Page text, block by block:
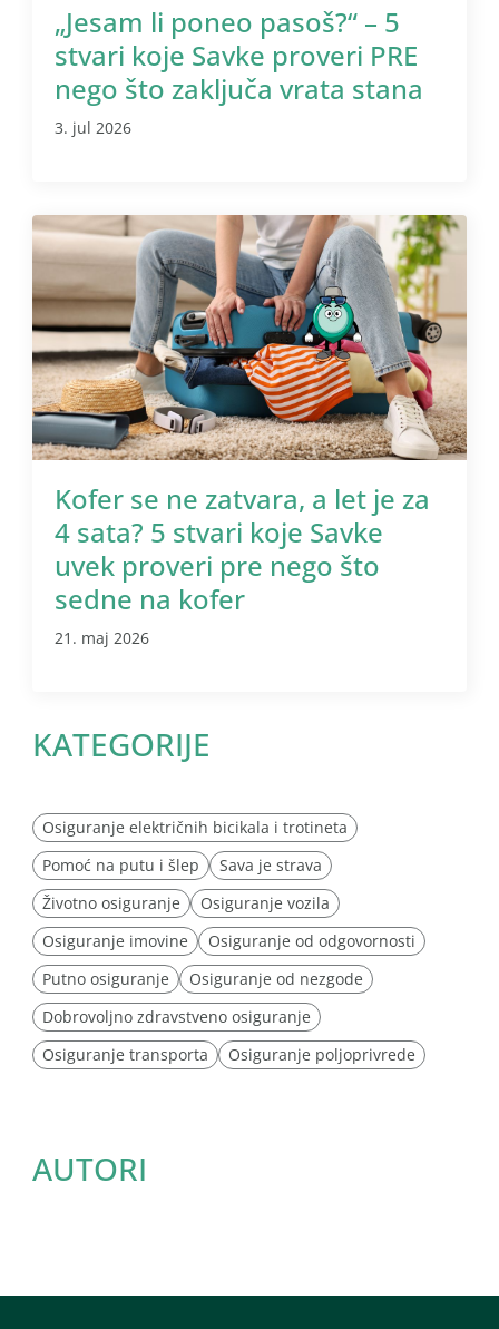
„Jesam li poneo pasoš?“ – 5
stvari koje Savke proveri PRE
nego što zaključa vrata stana
3. jul 2026
Kofer se ne zatvara, a let je za
4 sata? 5 stvari koje Savke
uvek proveri pre nego što
sedne na kofer
21. maj 2026
KATEGORIJE
Osiguranje električnih bicikala i trotineta
Pomoć na putu i šlep
Sava je strava
Životno osiguranje
Osiguranje vozila
Osiguranje imovine
Osiguranje od odgovornosti
Putno osiguranje
Osiguranje od nezgode
Dobrovoljno zdravstveno osiguranje
Osiguranje transporta
Osiguranje poljoprivrede
AUTORI